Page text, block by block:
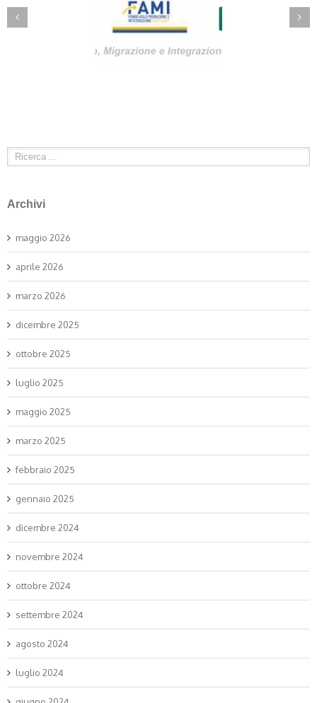
l’esito delle
Aperte 3 nuove procedure
Archivi
maggio 2026
aprile 2026
marzo 2026
dicembre 2025
ottobre 2025
luglio 2025
maggio 2025
marzo 2025
febbraio 2025
gennaio 2025
dicembre 2024
novembre 2024
ottobre 2024
settembre 2024
agosto 2024
luglio 2024